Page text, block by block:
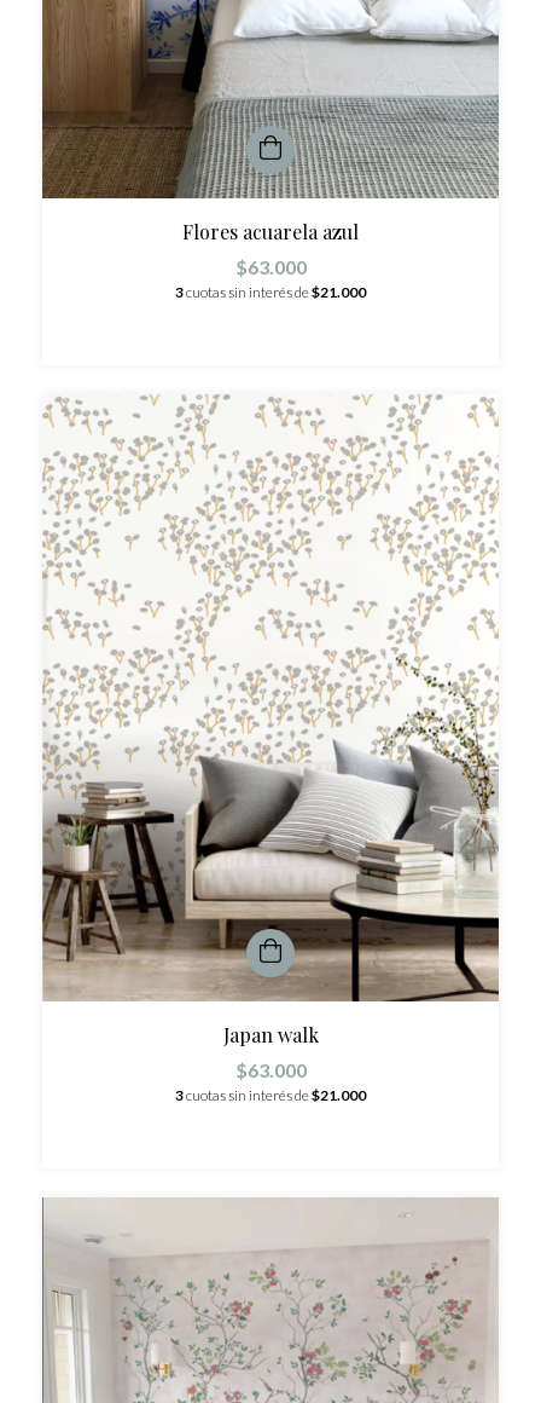
Flores acuarela azul
$63.000
3cuotas sin interés de$21.000
Japan walk
$63.000
3cuotas sin interés de$21.000